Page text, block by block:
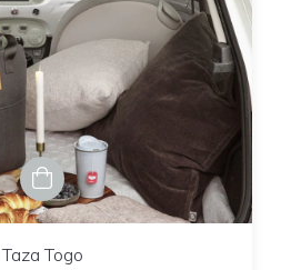
Taza Togo